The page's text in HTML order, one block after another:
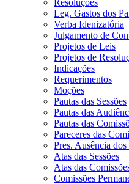
Resoluções
Leg. Gastos dos
Verba Idenizatória
Julgamento de
Projetos de Leis
Projetos de
Indicações
Requerimentos
Moções
Pautas das Sessões
Pautas das
Pautas das
Pareceres das
Pres. Ausência dos
Atas das Sessões
Atas das
Comissões